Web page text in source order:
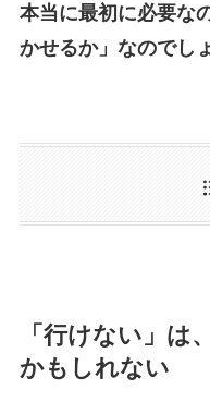
本当に最初に必要な
かせるか」なのでし
「行けない」は、
かもしれない